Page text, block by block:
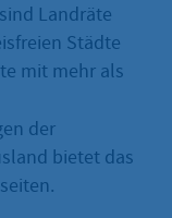
Landräte
Städte
mit mehr als
der
bietet das